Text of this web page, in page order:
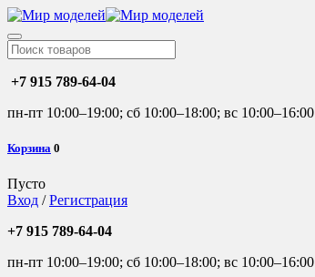
+7 915 789-64-04
пн-пт 10:00–19:00; сб 10:00–18:00; вс 10:00–16:00
Корзина 0
Пусто
Вход /Регистрация
+7 915 789-64-04
пн-пт 10:00–19:00; сб 10:00–18:00; вс 10:00–16:00